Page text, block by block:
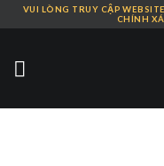
Skip
content
VUI LÒNG TRUY CẬP
CHÍNH